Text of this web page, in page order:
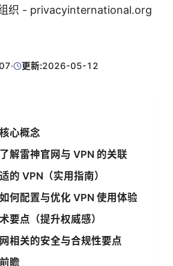
织 - privacyinternational.org
· 更新:2026-05-12
心概念
解雷神官网与 VPN 的关联
的 VPN（实用指南）
何配置与优化 VPN 使用体验
要点（提升权威感）
相关的安全与合规性要点
瞻